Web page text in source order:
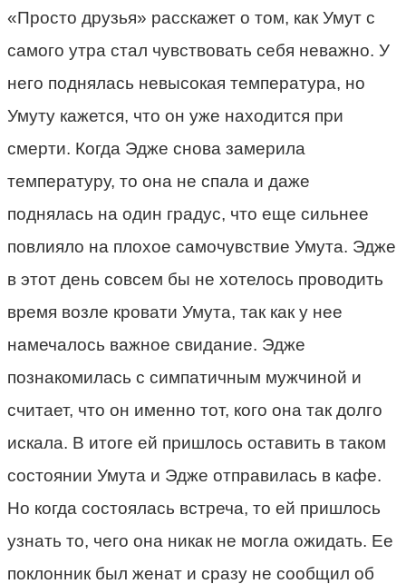
«Просто друзья» расскажет о том, как Умут с
самого утра стал чувствовать себя неважно. У
него поднялась невысокая температура, но
Умуту кажется, что он уже находится при
смерти. Когда Эдже снова замерила
температуру, то она не спала и даже
поднялась на один градус, что еще сильнее
повлияло на плохое самочувствие Умута. Эдже
в этот день совсем бы не хотелось проводить
время возле кровати Умута, так как у нее
намечалось важное свидание. Эдже
познакомилась с симпатичным мужчиной и
считает, что он именно тот, кого она так долго
искала. В итоге ей пришлось оставить в таком
состоянии Умута и Эдже отправилась в кафе.
Но когда состоялась встреча, то ей пришлось
узнать то, чего она никак не могла ожидать. Ее
поклонник был женат и сразу не сообщил об